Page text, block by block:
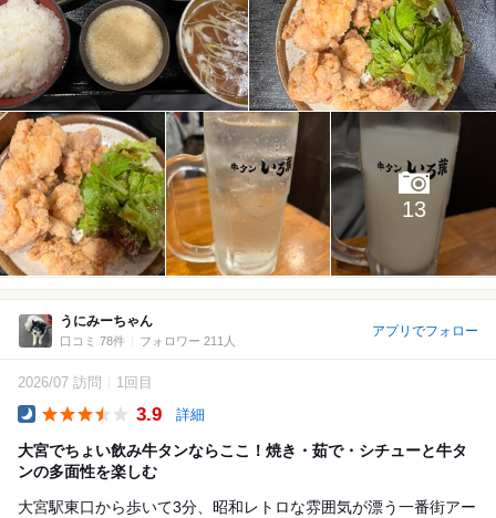
13
うにみーちゃん
口コミ 78件 フォロワー 211人
アプリでフォロー
2026/07 訪問 1回目
3.9 詳細
大宮でちょい飲み牛タンならここ！焼き・茹で・シチューと牛タ
ンの多面性を楽しむ
大宮駅東口から歩いて3分、昭和レトロな雰囲気が漂う一番街アー